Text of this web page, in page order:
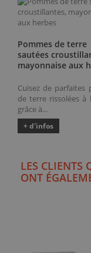
Pommes de terre
sautées
mayonnaise aux
Cuisez de parfaites
de terre rissolées à
grâce à...
+ d'infos
LES CLIENTS
ONT